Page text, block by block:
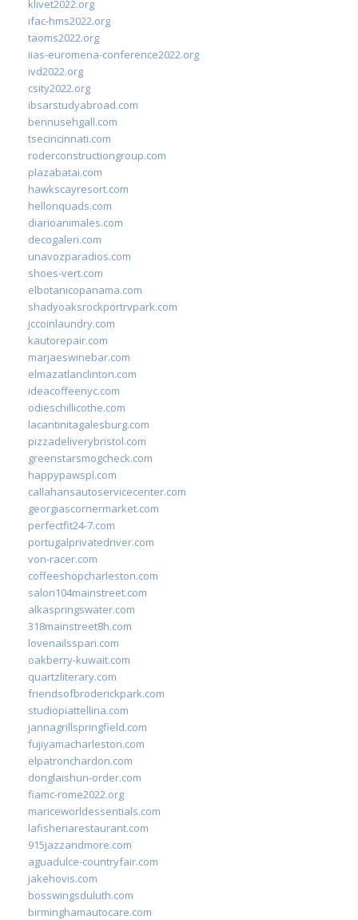
klivet2022.org
ifac-hms2022.org
taoms2022.org
iias-euromena-conference2022.org
ivd2022.org
csity2022.org
ibsarstudyabroad.com
bennusehgall.com
tsecincinnati.com
roderconstructiongroup.com
plazabatai.com
hawkscayresort.com
hellonquads.com
diarioanimales.com
decogaleri.com
unavozparadios.com
shoes-vert.com
elbotanicopanama.com
shadyoaksrockportrvpark.com
jccoinlaundry.com
kautorepair.com
marjaeswinebar.com
elmazatlanclinton.com
ideacoffeenyc.com
odieschillicothe.com
lacantinitagalesburg.com
pizzadeliverybristol.com
greenstarsmogcheck.com
happypawspl.com
callahansautoservicecenter.com
georgiascornermarket.com
perfectfit24-7.com
portugalprivatedriver.com
von-racer.com
coffeeshopcharleston.com
salon104mainstreet.com
alkaspringswater.com
318mainstreet8h.com
lovenailsspari.com
oakberry-kuwait.com
quartzliterary.com
friendsofbroderickpark.com
studiopiattellina.com
jannagrillspringfield.com
fujiyamacharleston.com
elpatronchardon.com
donglaishun-order.com
fiamc-rome2022.org
mariceworldessentials.com
lafisheriarestaurant.com
915jazzandmore.com
aguadulce-countryfair.com
jakehovis.com
bosswingsduluth.com
birminghamautocare.com